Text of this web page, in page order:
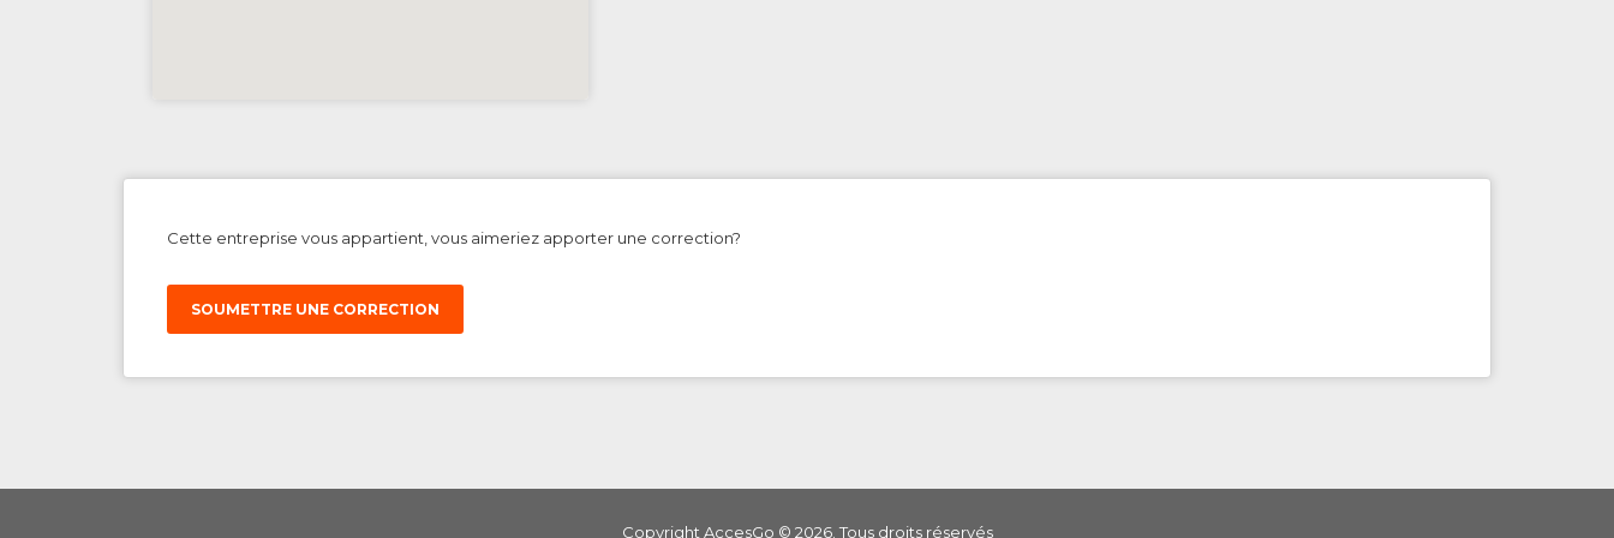
Cette entreprise vous appartient, vous aimeriez apporter une correction?
SOUMETTRE UNE CORRECTION
Copyright AccesGo © 2026. Tous droits réservés